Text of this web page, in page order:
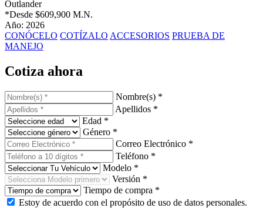
Outlander
*Desde $609,900 M.N.
Año: 2026
CONÓCELO COTÍZALO ACCESORIOS PRUEBA DE
MANEJO
Cotiza ahora
Nombre(s) *
Apellidos *
Edad *
Género *
Correo Electrónico *
Teléfono *
Modelo *
Versión *
Tiempo de compra *
Estoy de acuerdo con el propósito de uso de datos personales.